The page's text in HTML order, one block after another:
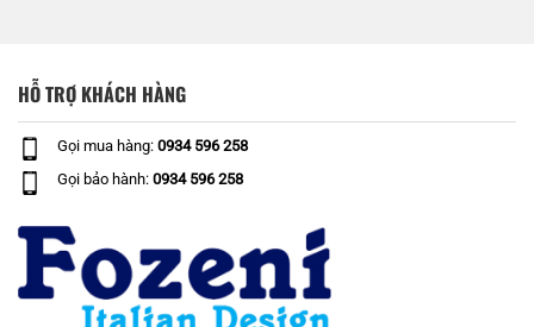
HỖ TRỢ KHÁCH HÀNG
Gọi mua hàng: 0934 596 258
Gọi bảo hành: 0934 596 258